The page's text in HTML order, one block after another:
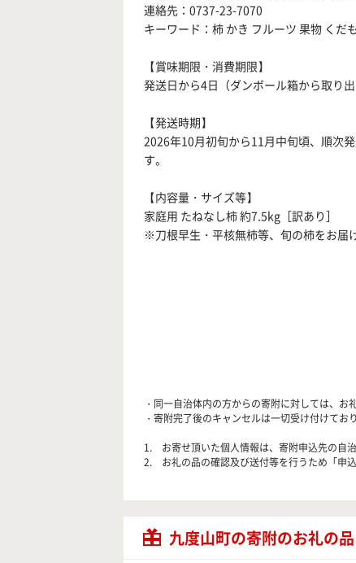
連絡先：0737-23-7070
キーワード：柿 かき フルーツ 果物 くだ
【賞味期限・消費期限】
発送日から4日（ダンボール箱から取り
【発送時期】
2026年10月初旬から11月中旬頃、順次
す。
【内容量・サイズ等】
家庭用 たねなし柿 約7.5kg［訳あり］
※刀根早生・平核無柿等、旬の柿をお届
・同一自治体内の方からの寄附に対しては、お
・寄附完了後のキャンセルは一切受け付けてお
1. お寄せ頂いた個人情報は、寄附申込先の自
2. お礼の品の確認及び送付等を行うため「申
九度山町の寄附のお礼の品